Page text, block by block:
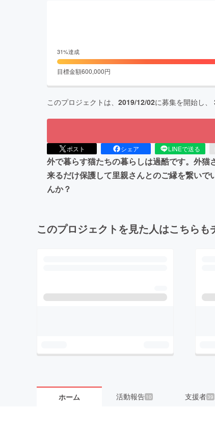
31%達成
目標金額600,000円
このプロジェクトは、 2019/12/02に募集を開始し、
ポスト シェア LINEで送る
外で暮らす猫たちの暮らしは過酷です。外
来るだけ保護して里親さんとのご縁を繋い
んか？
このプロジェクトを見た人はこちらも
ホーム 活動報告 10 支援者39